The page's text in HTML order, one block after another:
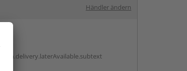
Händler ändern